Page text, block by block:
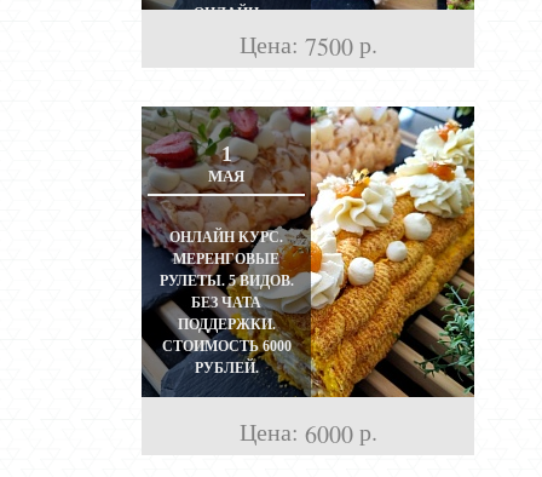
ОНЛАЙН
Цена: 7500 р.
1
МАЯ
ОНЛАЙН КУРС.
МЕРЕНГОВЫЕ
РУЛЕТЫ. 5 ВИДОВ.
БЕЗ ЧАТА
ПОДДЕРЖКИ.
СТОИМОСТЬ 6000
РУБЛЕЙ.
ОНЛАЙНЦена: 6000 р.